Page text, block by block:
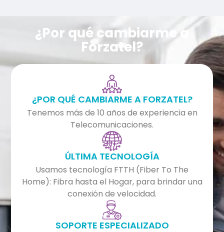
¿Por qué cambiarme a
Forzatel?
¿POR QUÉ CAMBIARME A FORZATEL?
Tenemos más de 10 años de experiencia en
Telecomunicaciones.
ÚLTIMA TECNOLOGÍA
Usamos tecnología FTTH (Fiber To The
Home): Fibra hasta el Hogar, para brindar una
conexión de velocidad.
SOPORTE ESPECIALIZADO